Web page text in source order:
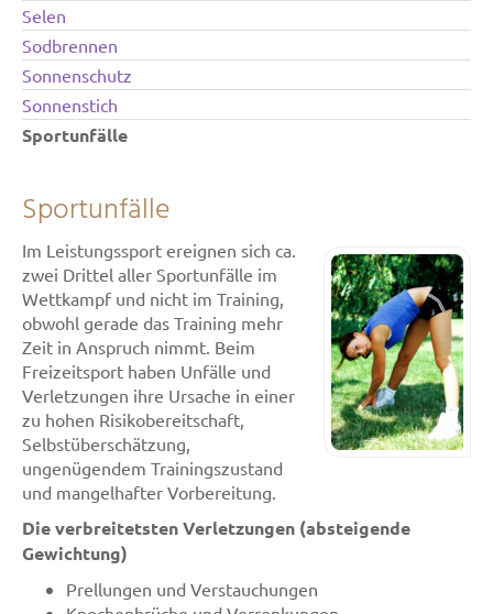
Selen
Sodbrennen
Sonnenschutz
Sonnenstich
Sportunfälle
Sportunfälle
Im Leistungssport ereignen sich ca.
zwei Drittel aller Sportunfälle im
Wettkampf und nicht im Training,
obwohl gerade das Training mehr
Zeit in Anspruch nimmt. Beim
Freizeitsport haben Unfälle und
Verletzungen ihre Ursache in einer
zu hohen Risikobereitschaft,
Selbstüberschätzung,
ungenügendem Trainingszustand
und mangelhafter Vorbereitung.
Die verbreitetsten Verletzungen (absteigende
Gewichtung)
Prellungen und Verstauchungen